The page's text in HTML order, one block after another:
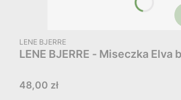
PRODUCENT
LENE BJERRE
LENE BJERRE - Miseczka Elva
Cena
48,00 zł